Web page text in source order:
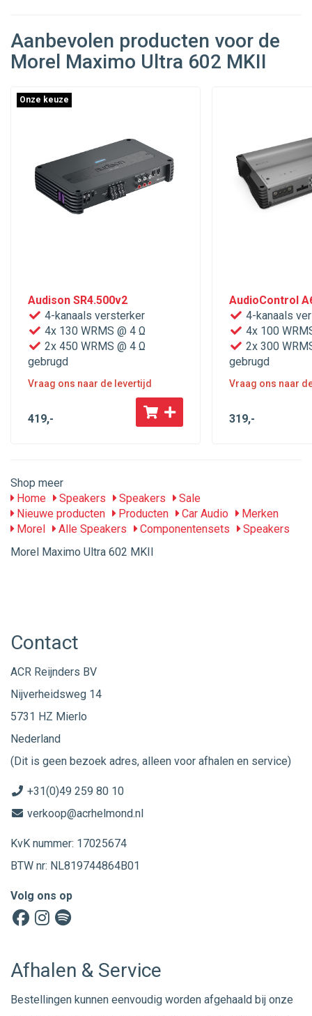
Aanbevolen producten voor de
Morel Maximo Ultra 602 MKII
Onze keuze
Audison SR4.500v2
4-kanaals versterker
4x 130 WRMS @ 4 Ω
2x 450 WRMS @ 4 Ω
gebrugd
Vraag ons naar de levertijd
419,-
AudioControl
4-kanaals
4x 100
2x 300
gebrugd
Vraag ons naar
319,-
Shop meer
Home
Speakers Speakers
Sale
Nieuwe producten
Producten Car Audio
Merken
Morel
Alle Speakers Componentensets
Speakers
Morel Maximo Ultra 602 MKII
Contact
ACR Reijnders BV
Nijverheidsweg 14
5731 HZ Mierlo
Nederland
(Dit is geen bezoek adres, alleen voor afhalen en service)
+31(0)49 259 80 10
verkoop@acrhelmond.nl
KvK nummer: 17025674
BTW nr: NL819744864B01
Volg ons op
Afhalen & Service
Bestellingen kunnen eenvoudig worden afgehaald bij onze